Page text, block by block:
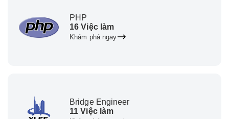
PHP
16 Việc làm
Khám phá ngay
Bridge Engineer
11 Việc làm